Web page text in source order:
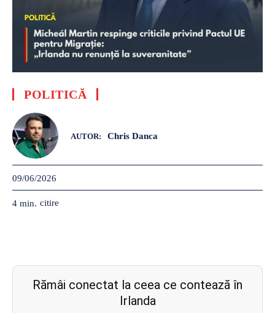
POLITICĂ
AUTOR: Chris Danca
09/06/2026
4 min. citire
Rămâi conectat la ceea ce contează în
Irlanda